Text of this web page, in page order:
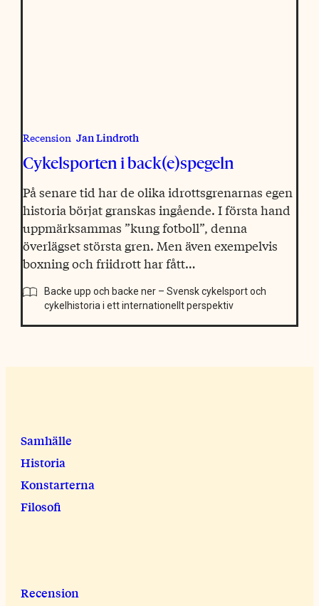
Recension Jan Lindroth
Cykelsporten i back(e)spegeln
På senare tid har de olika idrottsgrenarnas egen
historia börjat granskas ingående. I första hand
uppmärksammas ”kung fotboll”, denna
överlägset största gren. Men även exempelvis
boxning och friidrott har fått…
Backe upp och backe ner – Svensk cykelsport och
cykelhistoria i ett internationellt perspektiv
Samhälle
Historia
Konstarterna
Filosofi
Recension